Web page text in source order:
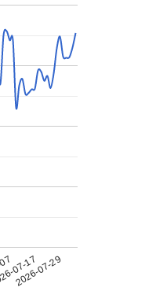
07-17
2026-07-29